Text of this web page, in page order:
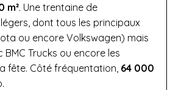
m². Une trentaine de
dont tous les principaux
ou encore Volkswagen) mais
Trucks ou encore les
fête. Côté fréquentation, 64 000